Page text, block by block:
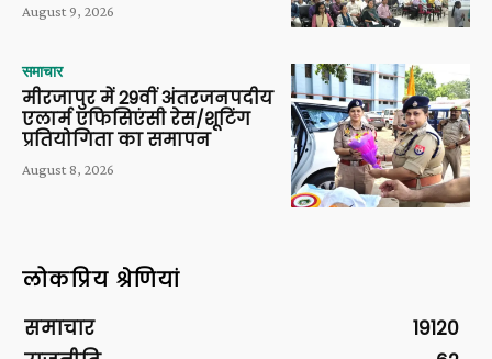
August 9, 2026
समाचार
मीरजापुर में 29वीं अंतरजनपदीय
एलार्म एफिसिएंसी रेस/शूटिंग
प्रतियोगिता का समापन
August 8, 2026
लोकप्रिय श्रेणियां
समाचार
19120